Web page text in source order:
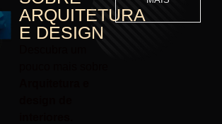
ARQUITETURA
E DESIGN